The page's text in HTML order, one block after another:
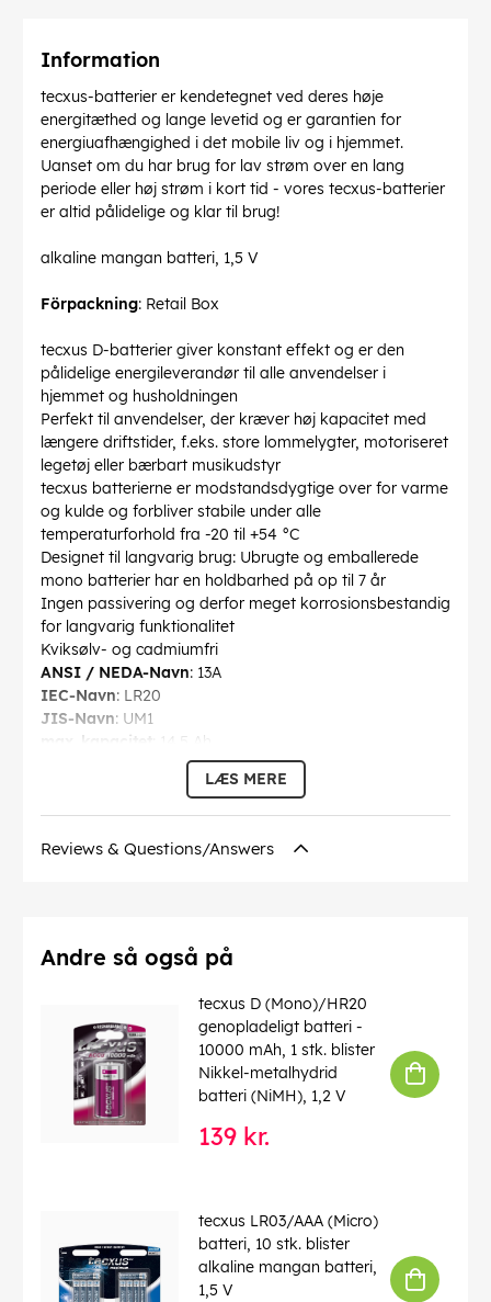
Information
tecxus-batterier er kendetegnet ved deres høje
energitæthed og lange levetid og er garantien for
energiuafhængighed i det mobile liv og i hjemmet.
Uanset om du har brug for lav strøm over en lang
periode eller høj strøm i kort tid - vores tecxus-batterier
er altid pålidelige og klar til brug!
alkaline mangan batteri, 1,5 V
Förpackning: Retail Box
tecxus D-batterier giver konstant effekt og er den
pålidelige energileverandør til alle anvendelser i
hjemmet og husholdningen
Perfekt til anvendelser, der kræver høj kapacitet med
længere driftstider, f.eks. store lommelygter, motoriseret
legetøj eller bærbart musikudstyr
tecxus batterierne er modstandsdygtige over for varme
og kulde og forbliver stabile under alle
temperaturforhold fra -20 til +54 °C
Designet til langvarig brug: Ubrugte og emballerede
mono batterier har en holdbarhed på op til 7 år
Ingen passivering og derfor meget korrosionsbestandig
for langvarig funktionalitet
Kviksølv- og cadmiumfri
ANSI / NEDA-Navn: 13A
IEC-Navn: LR20
JIS-Navn: UM1
max. kapacitet
: 14.5 Ah
maksimal kapacitet: 14500 mAh
: D (Mono)
Opbevaring evne: 7 års
Markeringer: CE, BattVO
Driftstemperatur fra: -20 °C
Vægt: 145 g
4250145110126
EAN:
LÆS MERE
Reviews & Questions/Answers
Andre så også på
tecxus D (Mono)/HR20
genopladeligt batteri -
10000 mAh, 1 stk. blister
Nikkel-metalhydrid
batteri (NiMH), 1,2 V
139 kr.
tecxus LR03/AAA (Micro)
batteri, 10 stk. blister
alkaline mangan batteri,
1,5 V